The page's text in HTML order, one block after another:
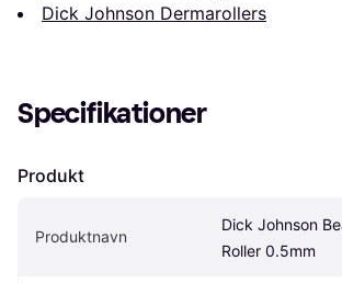
Dick Johnson Dermarollers
Specifikationer
Produkt
Produktnavn
Dick Johnson
Roller 0.5mm